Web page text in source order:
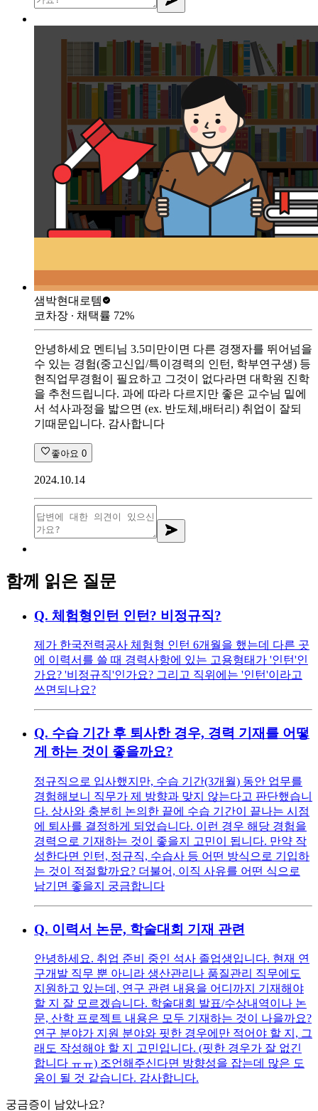
샘박현대로템
코차장 ∙ 채택률 72%
안녕하세요 멘티님 3.5미만이면 다른 경쟁자를 뛰어넘을
수 있는 경험(중고신입/특이경력의 인턴, 학부연구생) 등
현직업무경험이 필요하고 그것이 없다라면 대학원 진학
을 추천드립니다. 과에 따라 다르지만 좋은 교수님 밑에
서 석사과정을 밟으면 (ex. 반도체,배터리) 취업이 잘되
기때문입니다. 감사합니다
좋아요 0
2024.10.14
함께 읽은 질문
Q. 체험형인턴 인턴? 비정규직?
제가 한국전력공사 체험형 인턴 6개월을 했는데 다른 곳
에 이력서를 쓸 때 경력사항에 있는 고용형태가 '인턴'인
가요? '비정규직'인가요? 그리고 직위에는 '인턴'이라고
쓰면되나요?
Q. 수습 기간 후 퇴사한 경우, 경력 기재를 어떻
게 하는 것이 좋을까요?
정규직으로 입사했지만, 수습 기간(3개월) 동안 업무를
경험해보니 직무가 제 방향과 맞지 않는다고 판단했습니
다. 상사와 충분히 논의한 끝에 수습 기간이 끝나는 시점
에 퇴사를 결정하게 되었습니다. 이런 경우 해당 경험을
경력으로 기재하는 것이 좋을지 고민이 됩니다. 만약 작
성한다면 인턴, 정규직, 수습사 등 어떤 방식으로 기입하
는 것이 적절할까요? 더불어, 이직 사유를 어떤 식으로
남기면 좋을지 궁금합니다
Q. 이력서 논문, 학술대회 기재 관련
안녕하세요. 취업 준비 중인 석사 졸업생입니다. 현재 연
구개발 직무 뿐 아니라 생산관리나 품질관리 직무에도
지원하고 있는데, 연구 관련 내용을 어디까지 기재해야
할 지 잘 모르겠습니다. 학술대회 발표/수상내역이나 논
문, 산학 프로젝트 내용은 모두 기재하는 것이 나을까요?
연구 분야가 지원 분야와 핏한 경우에만 적어야 할 지, 그
래도 작성해야 할 지 고민입니다. (핏한 경우가 잘 없긴
합니다 ㅠㅠ) 조언해주신다면 방향성을 잡는데 많은 도
움이 될 것 같습니다. 감사합니다.
궁금증이 남았나요?